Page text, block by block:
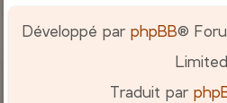
Développé parphpBB®
Limited
Traduit par